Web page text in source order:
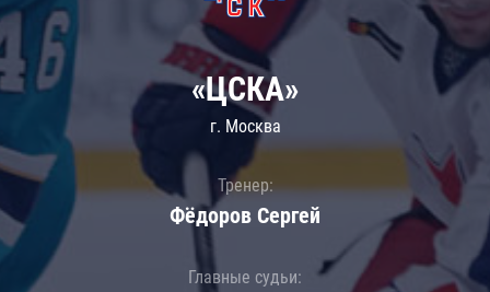
«ЦСКА»
г. Москва
Тренер:
Фёдоров Сергей
Главные судьи: